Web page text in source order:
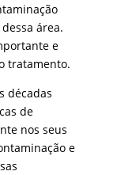
área.
e
tratamento.
décadas
de
nos seus
e